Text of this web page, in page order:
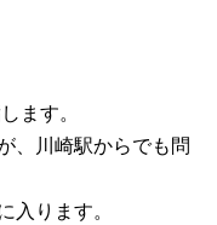
ます。
、川崎駅からでも問
入ります。